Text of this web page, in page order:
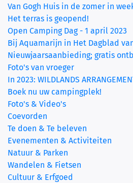
Van Gogh Huis in de zomer in
Het terras is geopend!
Open Camping Dag - 1 april 2023
Bij Aquamarijn in Het Dagblad
Nieuwjaarsaanbieding; gratis
Foto's van vroeger
In 2023: WILDLANDS
Boek nu uw campingplek!
Foto's & Video's
Coevorden
Te doen & Te beleven
Evenementen & Activiteiten
Natuur & Parken
Wandelen & Fietsen
Cultuur & Erfgoed